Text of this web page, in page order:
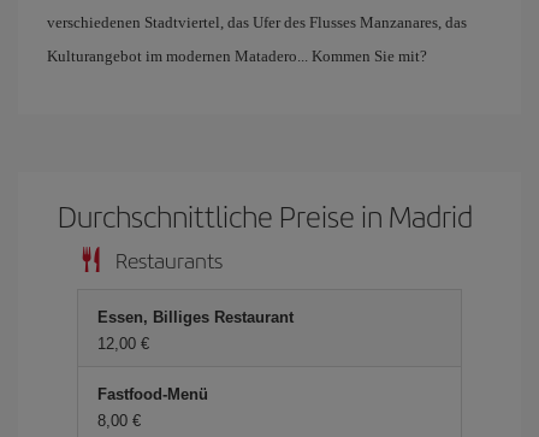
verschiedenen Stadtviertel, das Ufer des Flusses Manzanares, das
Kulturangebot im modernen Matadero... Kommen Sie mit?
Durchschnittliche Preise in Madrid
Restaurants
Essen, Billiges Restaurant
12,00 €
Fastfood-Menü
8,00 €